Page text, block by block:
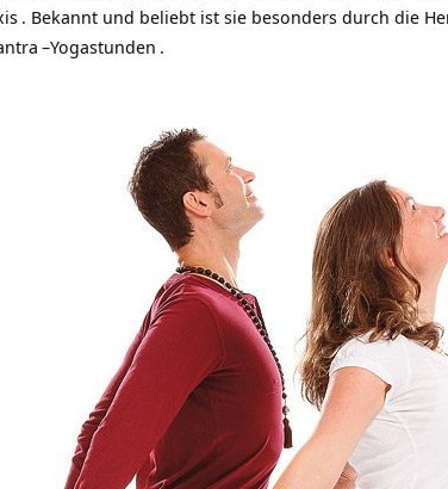
. Bekannt und beliebt ist sie besonders durch die
–Yogastunden .